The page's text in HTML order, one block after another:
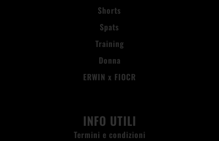
Shorts
Spats
Training
Donna
ERWIN x FIOCR
INFO UTILI
Termini e condizioni